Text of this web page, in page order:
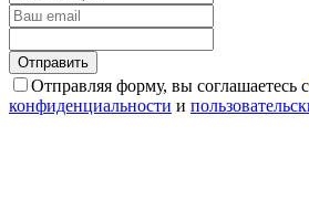
Отправляя форму, вы соглашаетесь с
конфиденциальности и